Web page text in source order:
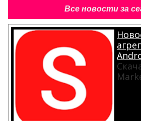
Все новости за